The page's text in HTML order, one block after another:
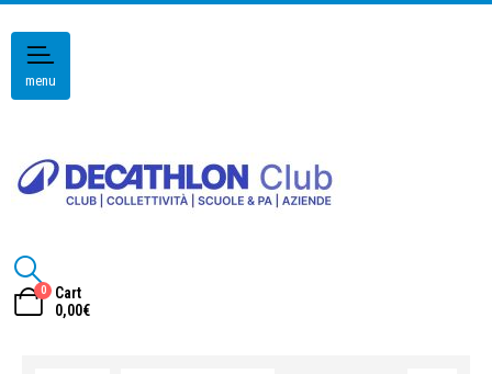
menu
0
Cart
0,00€